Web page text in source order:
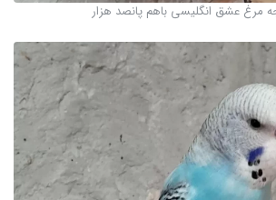
مرغ عشق انگلیسی باهم پانصد هزار